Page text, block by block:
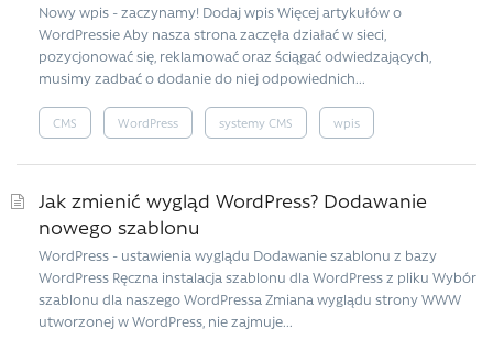
Nowy wpis - zaczynamy! Dodaj wpis Więcej artykułów o
WordPressie Aby nasza strona zaczęła działać w sieci,
pozycjonować się, reklamować oraz ściągać odwiedzających,
musimy zadbać o dodanie do niej odpowiednich...
CMS WordPress systemy CMS wpis
Jak zmienić wygląd WordPress? Dodawanie
nowego szablonu
WordPress - ustawienia wyglądu Dodawanie szablonu z bazy
WordPress Ręczna instalacja szablonu dla WordPress z pliku Wybór
szablonu dla naszego WordPressa Zmiana wyglądu strony WWW
utworzonej w WordPress, nie zajmuje...